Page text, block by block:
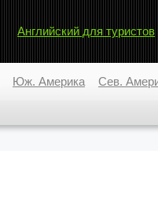
Английский для туристов
Юж. Америка Сев.